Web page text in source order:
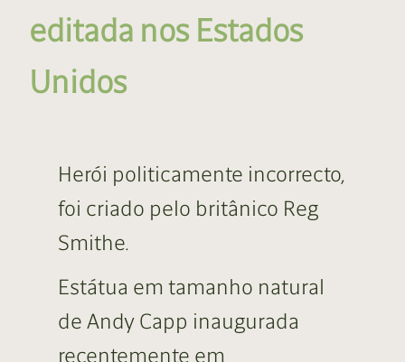
editada nos Estados
Unidos
Herói politicamente incorrecto,
foi criado pelo britânico Reg
Smithe.
Estátua em tamanho natural
de Andy Capp inaugurada
recentemente em